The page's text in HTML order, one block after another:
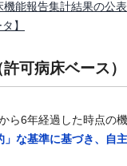
能報告集計結果の公
】
可病床ベース）
ら6年経過した時点の機
」な基準に基づき、自